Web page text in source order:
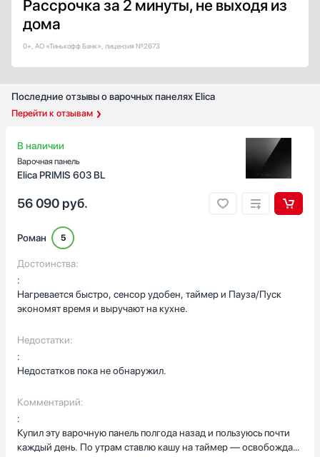
Показать все
Тип таймера
С отключением
Звуковой / минутник
Звуковой с отключением
Показать все
Количество индукционных конфорок
1
2
4
Показать все
Количество электрических конфорок
3
Показать все
Количество газовых конфорок
4
Рассрочка за 2 минуты, не выходя из
дома
0+, АО «Тинькофф Банк», лицензия №2673
Последние отзывы о варочных панелях Elica
Перейти к отзывам
В наличии
Варочная панель
Elica PRIMIS 603 BL
56 090 руб.
Роман 5
Достоинства:
:
Нагревается быстро, сенсор удобен, таймер и Пауза/Пуск
экономят время и выручают на кухне.
Недостатки:
:
Недостатков пока не обнаружил.
Комментарий:
:
Купил эту варочную панель полгода назад и пользуюсь почти
каждый день. По утрам ставлю кашу на таймер — освобождает